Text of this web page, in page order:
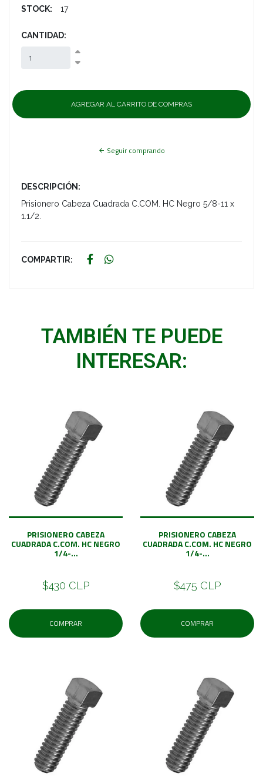
STOCK: 17
CANTIDAD:
Seguir comprando
DESCRIPCIÓN:
Prisionero Cabeza Cuadrada C.COM. HC Negro 5/8-11 x
1.1/2.
COMPARTIR:
TAMBIÉN TE PUEDE
INTERESAR:
PRISIONERO CABEZA
CUADRADA C.COM. HC NEGRO
1/4-...
$430 CLP
COMPRAR
PRISIONERO CABEZA
CUADRADA C.COM. HC NEGRO
1/4-...
$475 CLP
COMPRAR